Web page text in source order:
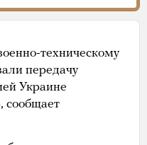
техническому
передачу
Украине
сообщает